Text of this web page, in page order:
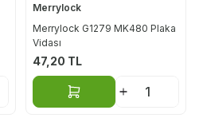
Merrylock
Merrylock G1279 MK480 Plaka
Vidası
47,20 TL
Sepete Ekle